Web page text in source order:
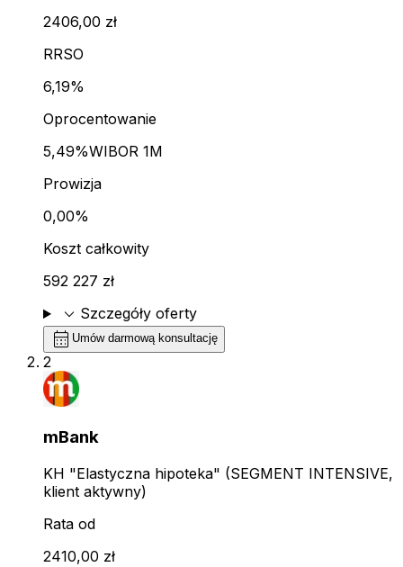
2406,00 zł
RRSO
6,19%
Oprocentowanie
5,49%WIBOR 1M
Prowizja
0,00%
Koszt całkowity
592 227 zł
expand_more Szczegóły oferty
calendar_month Umów darmową konsultację
2
mBank
KH "Elastyczna hipoteka" (SEGMENT INTENSIVE,
klient aktywny)
Rata od
2410,00 zł